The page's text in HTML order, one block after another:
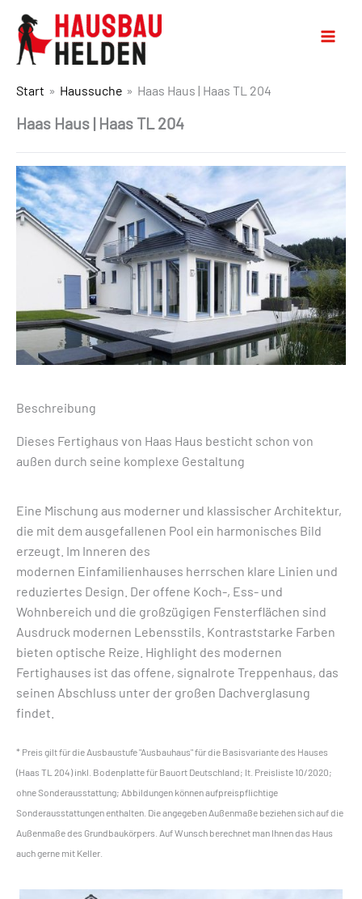
Start Haussuche Haas Haus | Haas TL 204
Haas Haus | Haas TL 204
Beschreibung
Dieses Fertighaus von Haas Haus besticht schon von
außen durch seine komplexe Gestaltung
Eine Mischung aus moderner und klassischer Architektur,
die mit dem ausgefallenen Pool ein harmonisches Bild
erzeugt. Im Inneren des
modernen Einfamilienhauses herrschen klare Linien und
reduziertes Design. Der offene Koch-, Ess- und
Wohnbereich und die großzügigen Fensterflächen sind
Ausdruck modernen Lebensstils. Kontraststarke Farben
bieten optische Reize. Highlight des modernen
Fertighauses ist das offene, signalrote Treppenhaus, das
seinen Abschluss unter der großen Dachverglasung
findet.
* Preis gilt für die Ausbaustufe "Ausbauhaus" für die Basisvariante des Hauses
(Haas TL 204) inkl. Bodenplatte für Bauort Deutschland; lt. Preisliste 10/2020;
ohne Sonderausstattung; Abbildungen können aufpreispflichtige
Sonderausstattungen enthalten. Die angegeben Außenmaße beziehen sich auf die
Außenmaße des Grundbaukörpers. Auf Wunsch berechnet man Ihnen das Haus
auch gerne mit Keller.